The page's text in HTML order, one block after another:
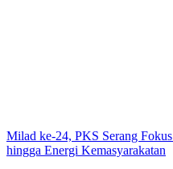
Milad ke-24, PKS Serang
hingga Energi Kemasyarakatan